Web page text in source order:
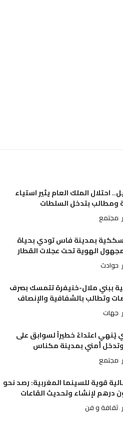
احتلال الملك العام يثير استياء
ومطالب بتدخل السلطات
مجتمع
بمدينة فاس تودي بحياة
الهوية تحت عجلات القطار
حوادث
ببني ملال-خنيفرة تتمسك بصرف
وتطالب بالشفافية والإنصاف
جهات
يُنهي اعتداءً خطيراً لسوابق على
وتدخل أمني بمدينة مكناس
مجتمع
قوية للسينما المغربية: رصد نحو
ثقافة و فن